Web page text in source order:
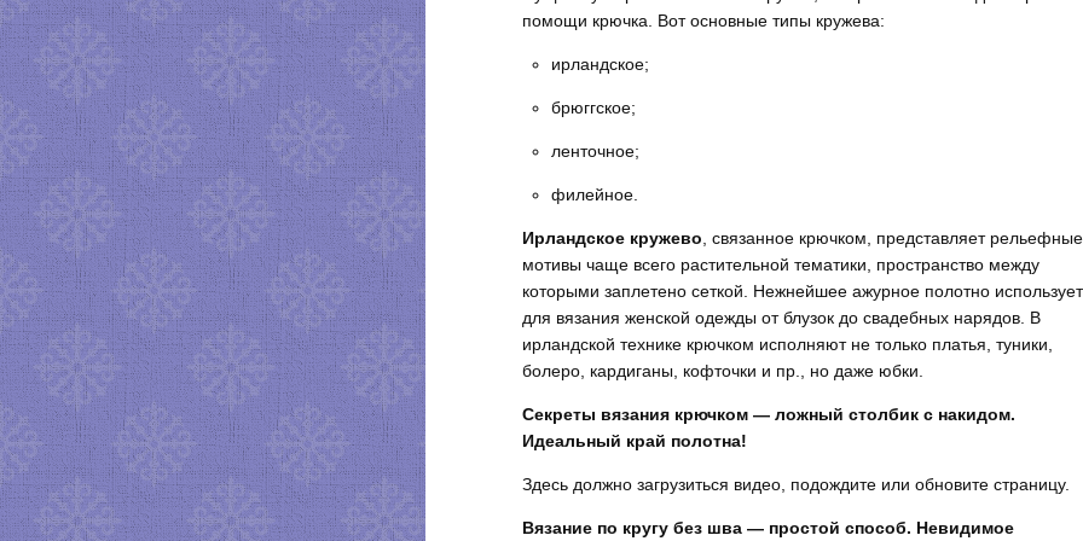
помощи крючка. Вот основные типы кружева:
ирландское;
брюггское;
ленточное;
филейное.
Ирландское кружево, связанное крючком, представляет рельефные
мотивы чаще всего растительной тематики, пространство между
которыми заплетено сеткой. Нежнейшее ажурное полотно
для вязания женской одежды от блузок до свадебных нарядов. В
ирландской технике крючком исполняют не только платья, туники,
болеро, кардиганы, кофточки и пр., но даже юбки.
Секреты вязания крючком — ложный столбик с накидом.
Идеальный край полотна!
Здесь должно загрузиться видео, подождите или обновите страницу.
Вязание по кругу без шва — простой способ. Невидимое